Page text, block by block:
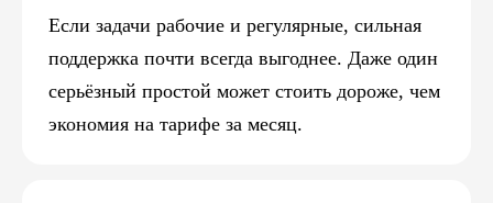
Если задачи рабочие и регулярные, сильная
поддержка почти всегда выгоднее. Даже один
серьёзный простой может стоить дороже, чем
экономия на тарифе за месяц.